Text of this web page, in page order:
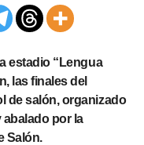
las finales del
de salón, organizado
por la
Salón.